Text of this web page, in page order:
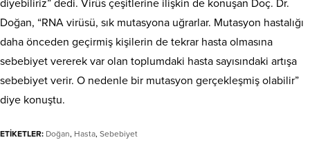
diyebiliriz” dedi. Virüs çeşitlerine ilişkin de konuşan Doç. Dr.
Doğan, “RNA virüsü, sık mutasyona uğrarlar. Mutasyon hastalığı
daha önceden geçirmiş kişilerin de tekrar hasta olmasına
sebebiyet vererek var olan toplumdaki hasta sayısındaki artışa
sebebiyet verir. O nedenle bir mutasyon gerçekleşmiş olabilir”
diye konuştu.
ETİKETLER: Doğan, Hasta, Sebebiyet